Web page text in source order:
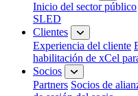
Inicio del sector público
SLED
Clientes
Experiencia del cliente
habilitación de xCel
Socios
Partners Socios de